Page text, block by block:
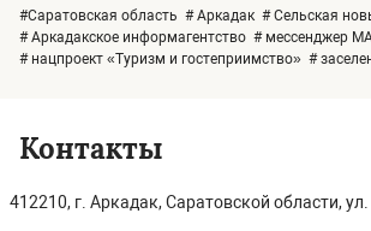
#Саратовская область # Аркадак # Сельская
# Аркадакское информагентство # мессенджер
# нацпроект «Туризм и гостеприимство» #
Контакты
412210, г. Аркадак, Саратовской области,